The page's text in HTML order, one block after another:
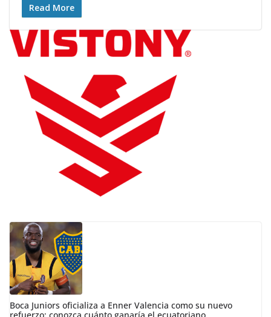
Read More
Boca Juniors oficializa a Enner Valencia como su nuevo